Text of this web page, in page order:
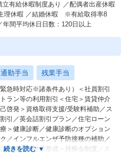
有給休暇制度あり ／配偶者出産休暇
理休暇 ／結婚休暇 ※有給取得率8
間平均休日日数：120日以上
通勤手当 残業手当
急時対応※諸条件あり）＜社員割引
ラン等の利用割引＜住宅＞賃貸仲介
啓発＞資格取得支援/受験料補助／ス
引／英会話割引プラン／住宅ローン
＞健康診断／健康診断のオプション
／インフルエンザ予防接種の補助／
の設置＜財産形成＞持株会制度／ス